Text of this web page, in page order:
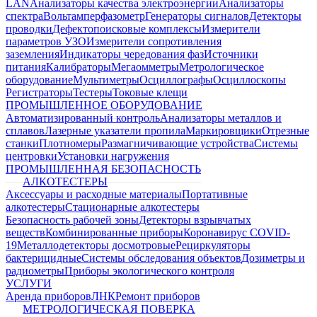
LANАнализаторы качества электроэнергииАнализаторы
спектраВольтамперфазометрГенераторы сигналовДетекторы
проводкиДефектопоисковые комплексыИзмерители
параметров УЗОИзмерители сопротивления
заземленияИндикаторы чередования фазИсточники
питанияКалибраторыМегаомметрыМетрологическое
оборудованиеМультиметрыОсциллографыОсциллоскопы
РегистраторыТестерыТоковые клещи
ПРОМЫШЛЕННОЕ ОБОРУДОВАНИЕ
Автоматизированный контрольАнализаторы металлов и
сплавовЛазерные указатели пропилаМаркировщикиОтрезные
станкиПлотномерыРазмагничивающие устройстваСистемы
центровкиУстановки нагружения
ПРОМЫШЛЕННАЯ БЕЗОПАСНОСТЬ
АЛКОТЕСТЕРЫ
Аксессуары и расходные материалыПортативные
алкотестерыСтационарные алкотестеры
Безопасность рабочей зоныДетекторы взрывчатых
веществКомбинированные приборыКоронавирус COVID-
19Металлодетекторы досмотровыеРециркуляторы
бактерицидныеСистемы обследования объектовДозиметры и
радиометрыПриборы экологического контроля
УСЛУГИ
Аренда приборовЛНКРемонт приборов
МЕТРОЛОГИЧЕСКАЯ ПОВЕРКА